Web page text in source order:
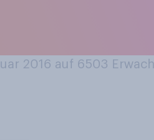
2016 auf 6503